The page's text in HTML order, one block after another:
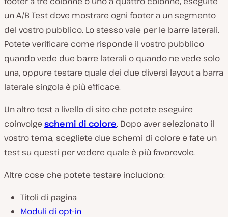
un A/B Test dove mostrare ogni footer a un segmento
del vostro pubblico. Lo stesso vale per le barre laterali.
Potete verificare come risponde il vostro pubblico
quando vede due barre laterali o quando ne vede solo
una, oppure testare quale dei due diversi layout a barra
laterale singola è più efficace.
Un altro test a livello di sito che potete eseguire
coinvolge schemi di colore. Dopo aver selezionato il
vostro tema, scegliete due schemi di colore e fate un
test su questi per vedere quale è più favorevole.
Altre cose che potete testare includono:
Titoli di pagina
Moduli di opt-in